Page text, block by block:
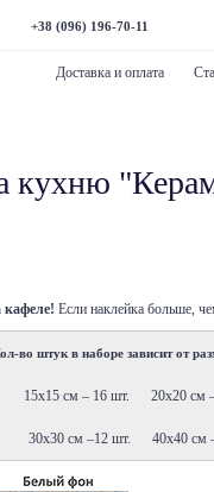
+38 (096) 196-70-11
Доставка и оплата
кухню
кафеле! Если наклейка больше,
во штук в наборе зависит от
15х15 см – 16 шт. 20х20 см
30х30 см –12 шт. 40х40 см